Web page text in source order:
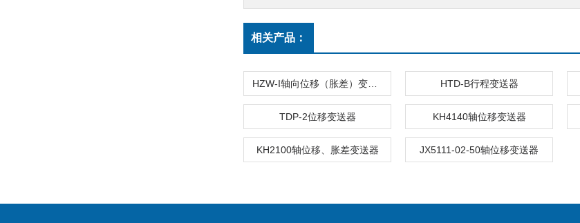
相关产品：
HTD-B行程变送器
TDP-2位移变送器 KH4140轴位移变送器
KH2100轴位移、胀差变送器 JX5111-02-50轴位移变送器